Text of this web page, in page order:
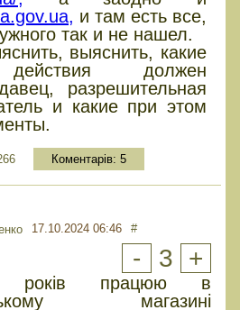
и там есть все,
так и не нашел.
выяснить, какие
действия должен
разрешительная
и какие при этом
Коментарів: 5
17.10.2024 06:46 #
- 3 +
працюю в
магазині